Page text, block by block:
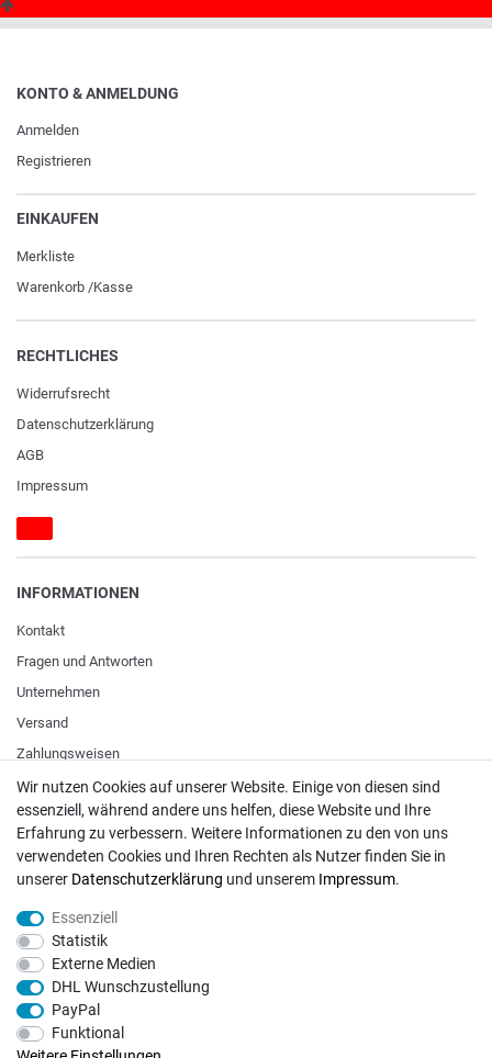
KONTO & ANMELDUNG
Anmelden
Registrieren
EINKAUFEN
Merkliste
Warenkorb /Kasse
RECHTLICHES
Widerrufs­recht
Daten­schutz­erklärung
AGB
Impressum
INFORMATIONEN
Kontakt
Fragen und Antworten
Unternehmen
Versand
Zahlungsweisen
ZAHLUNGSARTEN / VERSAND
Paypal
Vorkasse
DHL
Deutsche Post
Bei Fragen wenden Sie sich direkt an unser Service-Team.
Wir nutzen Cookies auf unserer Website. Einige von diesen sind
essenziell, während andere uns helfen, diese Website und Ihre
Erfahrung zu verbessern. Weitere Informationen zu den von uns
verwendeten Cookies und Ihren Rechten als Nutzer finden Sie in
unserer Daten­schutz­erklärung und unserem Impressum.
Essenziell
Statistik
Externe Medien
DHL Wunschzustellung
PayPal
Funktional